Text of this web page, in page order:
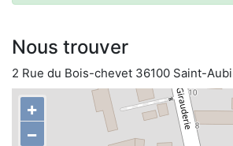
Nous trouver
2 Rue du Bois-chevet 36100 Saint-
+
−